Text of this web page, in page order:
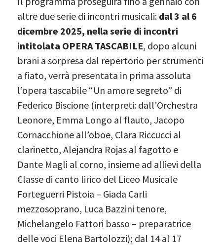
altre due serie di incontri musicali: dal 3 al 6
dicembre 2025, nella serie di incontri
intitolata OPERA TASCABILE, dopo alcuni
brani a sorpresa dal repertorio per strumenti
a fiato, verrà presentata in prima assoluta
l’opera tascabile “Un amore segreto” di
Federico Biscione (interpreti: dall’Orchestra
Leonore, Emma Longo al flauto, Jacopo
Cornacchione all’oboe, Clara Riccucci al
clarinetto, Alejandra Rojas al fagotto e
Dante Magli al corno, insieme ad allievi della
Classe di canto lirico del Liceo Musicale
Forteguerri Pistoia – Giada Carli
mezzosoprano, Luca Bazzini tenore,
Michelangelo Fattori basso – preparatrice
delle voci Elena Bartolozzi); dal 14 al 17